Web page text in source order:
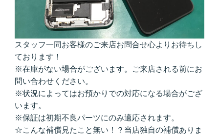
スタッフ一同お客様のご来店お問合せ心よりお待ちし
ております！
※在庫がない場合がございます。ご来店される前にお
問い合わせください。
※状況によってはお預かりでの対応になる場合がござ
います。
※保証は初期不良パーツにのみ適応されます。
☆こんな補償見たこと無い！？当店独自の補償ありま